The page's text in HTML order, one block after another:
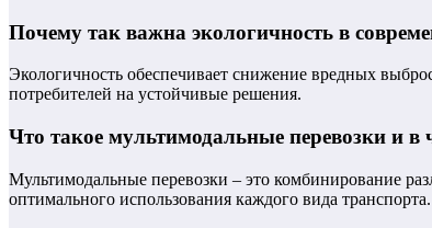
Почему так важна экологичность в
Экологичность обеспечивает снижение вредных
потребителей на устойчивые решения.
Что такое мультимодальные перевозки и в
Мультимодальные перевозки – это комбинирование
оптимального использования каждого вида транспорта.